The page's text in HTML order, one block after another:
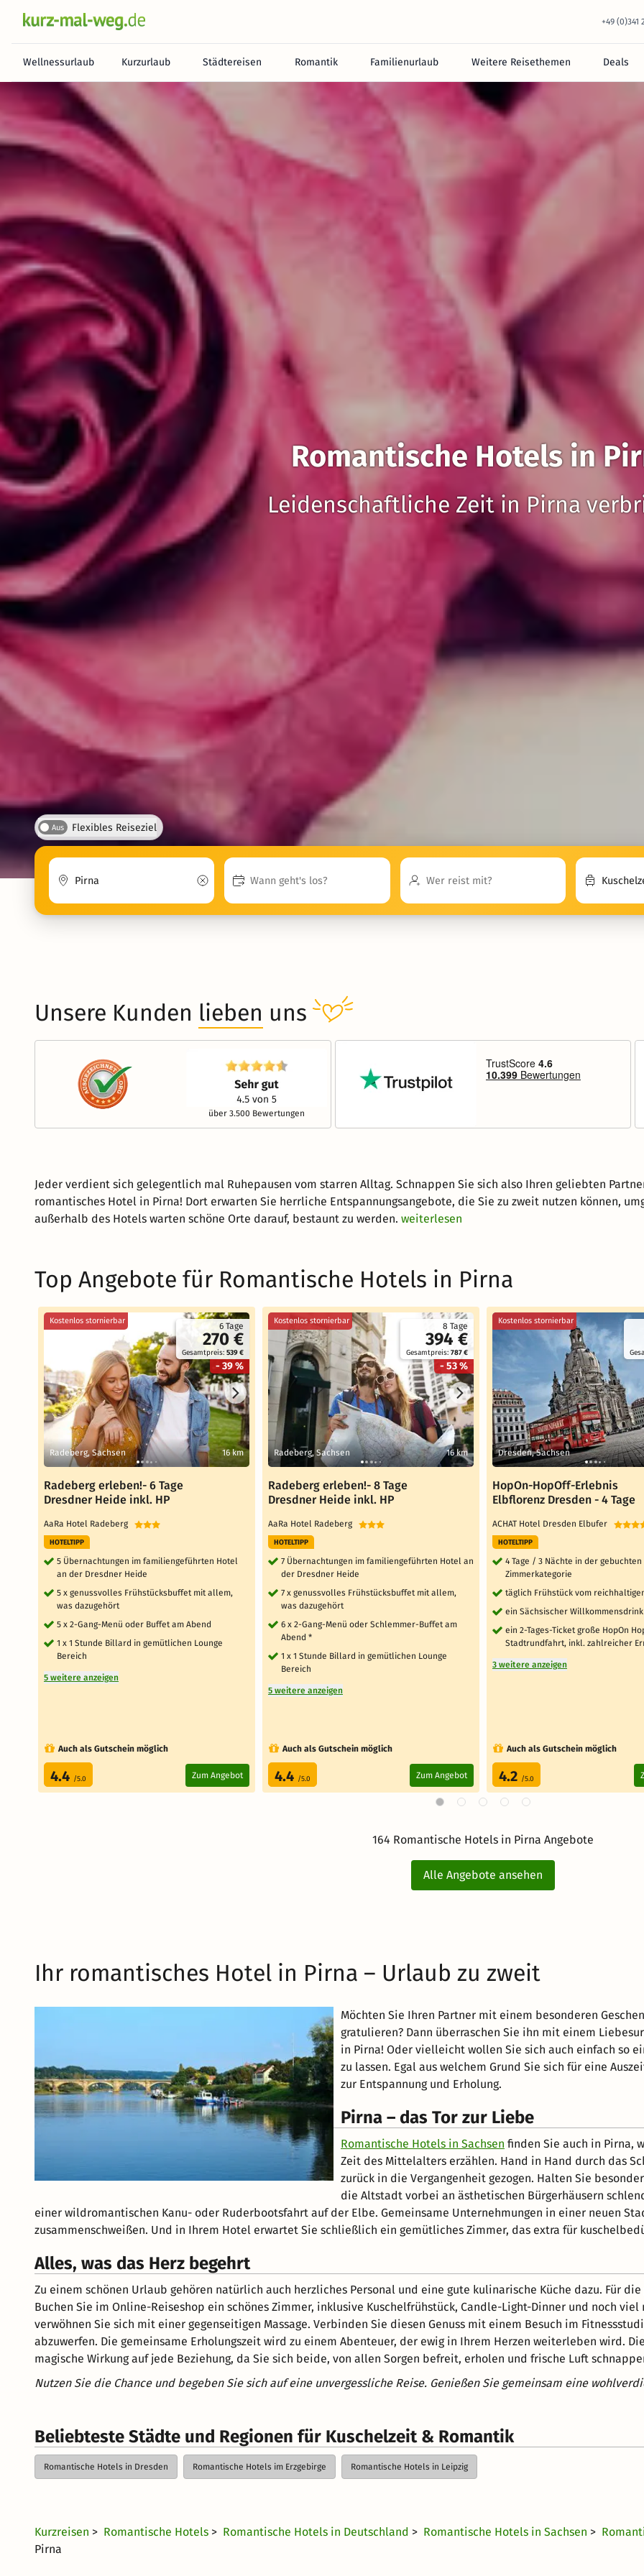
+49 (0)341
Wellnessurlaub Kurzurlaub Städtereisen Romantik Familienurlaub Weitere Reisethemen Deals
Romantische Hotels in
Leidenschaftliche Zeit in Pirna
Aus Flexibles Reiseziel
Unsere Kunden lieben uns
über 3.500 Bewertungen
Jeder verdient sich gelegentlich mal Ruhepausen vom starren Alltag. Schnappen Sie sich also Ihren geliebten
romantisches Hotel in Pirna! Dort erwarten Sie herrliche Entspannungsangebote, die Sie zu zweit nutzen können,
außerhalb des Hotels warten schöne Orte darauf, bestaunt zu werden. weiterlesen
Top Angebote für Romantische Hotels in Pirna
6 Tage
270 €
Gesamtpreis: 539 €
- 39 %
Kostenlos stornierbar
Radeberg, Sachsen 16 km
Radeberg erleben!- 6 Tage
Dresdner Heide inkl. HP
AaRa Hotel Radeberg
HOTELTIPP
5 Übernachtungen im familiengeführten Hotel
an der Dresdner Heide
5 x genussvolles Frühstücksbuffet mit allem,
was dazugehört
5 x 2-Gang-Menü oder Buffet am Abend
1 x 1 Stunde Billard in gemütlichen Lounge
Bereich
5 weitere anzeigen
Auch als Gutschein möglich
4.4 /5.0 Zum Angebot
8 Tage
394 €
Gesamtpreis: 787 €
- 53 %
Kostenlos stornierbar
Radeberg, Sachsen 16 km
Radeberg erleben!- 8 Tage
Dresdner Heide inkl. HP
AaRa Hotel Radeberg
HOTELTIPP
7 Übernachtungen im familiengeführten Hotel an
der Dresdner Heide
7 x genussvolles Frühstücksbuffet mit allem,
was dazugehört
6 x 2-Gang-Menü oder Schlemmer-Buffet am
Abend *
1 x 1 Stunde Billard in gemütlichen Lounge
Bereich
5 weitere anzeigen
Auch als Gutschein möglich
4.4 /5.0 Zum Angebot
Kostenlos stornierbar
Dresden, Sachsen
HopOn-HopOff-Erlebnis
Elbflorenz Dresden - 4 Tage
ACHAT Hotel Dresden Elbufer
HOTELTIPP
4 Tage / 3 Nächte in der gebuchten
Zimmerkategorie
täglich Frühstück vom
ein Sächsischer Willkommensdrink
ein 2-Tages-Ticket große HopOn
Stadtrundfahrt, inkl. zahlreicher
3 weitere anzeigen
Auch als Gutschein möglich
4.2 /5.0
164 Romantische Hotels in Pirna Angebote
Alle Angebote ansehen
Ihr romantisches Hotel in Pirna – Urlaub zu zweit
Möchten Sie Ihren Partner mit einem besonderen
gratulieren? Dann überraschen Sie ihn mit einem
in Pirna! Oder vielleicht wollen Sie sich auch einfach so
zu lassen. Egal aus welchem Grund Sie sich für eine
zur Entspannung und Erholung.
Pirna – das Tor zur Liebe
Romantische Hotels in Sachsen finden Sie auch in Pirna,
Zeit des Mittelalters erzählen. Hand in Hand durch das
zurück in die Vergangenheit gezogen. Halten Sie
die Altstadt vorbei an ästhetischen Bürgerhäusern
einer wildromantischen Kanu- oder Ruderbootsfahrt auf der Elbe. Gemeinsame Unternehmungen in einer neuen
zusammenschweißen. Und in Ihrem Hotel erwartet Sie schließlich ein gemütliches Zimmer, das extra für
Alles, was das Herz begehrt
Zu einem schönen Urlaub gehören natürlich auch herzliches Personal und eine gute kulinarische Küche dazu. Für
Buchen Sie im Online-Reiseshop ein schönes Zimmer, inklusive Kuschelfrühstück, Candle-Light-Dinner und noch viel
verwöhnen Sie sich mit einer gegenseitigen Massage. Verbinden Sie diesen Genuss mit einem Besuch im
abzuwerfen. Die gemeinsame Erholungszeit wird zu einem Abenteuer, der ewig in Ihrem Herzen weiterleben wird.
magische Wirkung auf jede Beziehung, da Sie sich beide, von allen Sorgen befreit, erholen und frische Luft
Nutzen Sie die Chance und begeben Sie sich auf eine unvergessliche Reise. Genießen Sie gemeinsam eine
Beliebteste Städte und Regionen für Kuschelzeit & Romantik
Romantische Hotels in Dresden Romantische Hotels im Erzgebirge Romantische Hotels in Leipzig
Kurzreisen > Romantische Hotels > Romantische Hotels in Deutschland > Romantische Hotels in Sachsen >
Pirna